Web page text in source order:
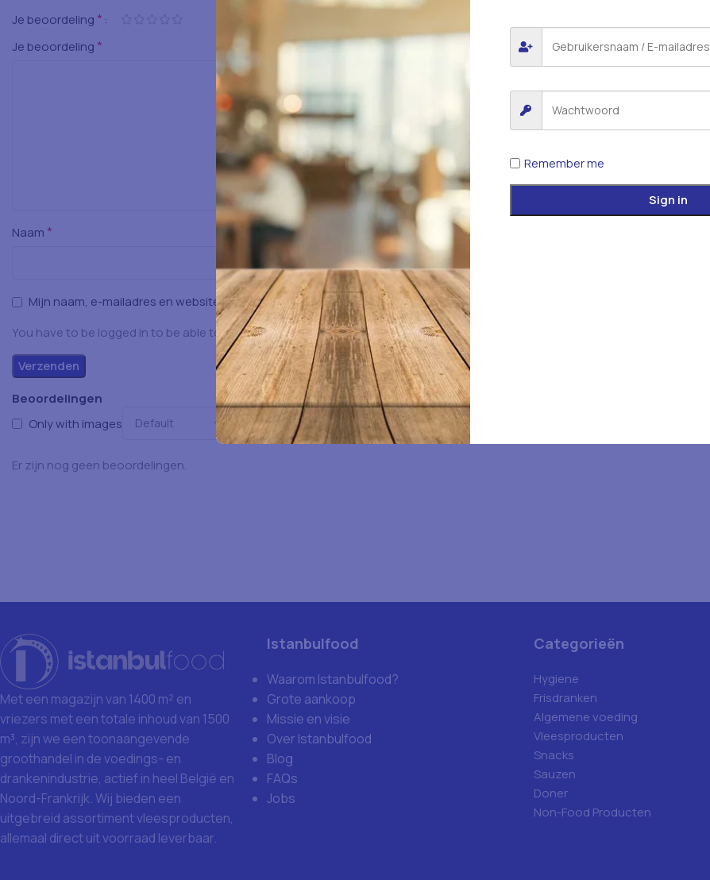
Beoordelingen
Only with images
Er zijn nog geen beoordelingen.
Je beoordeling *
Je beoordeling *
Naam *
Mijn naam, e-mailadres en website opslaan in deze browser voor de volgende keer wanneer ik een reactie plaats.
You have to be logged in to be able to add photos to your review.
Met een magazijn van 1400 m² en
vriezers met een totale inhoud van 1500
m³, zijn we een toonaangevende
groothandel in de voedings- en
drankenindustrie, actief in heel België en
Noord-Frankrijk. Wij bieden een
uitgebreid assortiment vleesproducten,
allemaal direct uit voorraad leverbaar.
Istanbulfood
Waarom Istanbulfood?
Grote aankoop
Missie en visie
Over Istanbulfood
Blog
FAQs
Jobs
Categorieën
Hygiene
Frisdranken
Algemene voeding
Vleesproducten
Snacks
Sauzen
Doner
Non-Food Producten
Remember me
Sign in